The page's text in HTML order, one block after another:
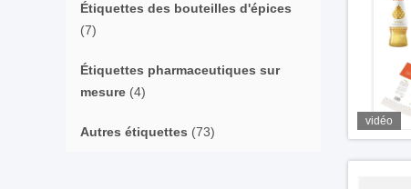
Étiquettes des bouteilles d'épices
(7)
Étiquettes pharmaceutiques sur
mesure (4)
Autres étiquettes (73)
vidéo